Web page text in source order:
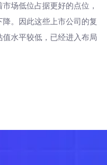
场低位占据更好的点位，
。因此这些上市公司的复
水平较低，已经进入布局